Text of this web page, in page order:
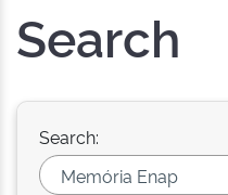
Search
Search: